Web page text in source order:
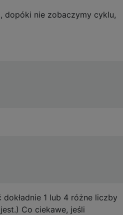
dopóki nie zobaczymy cyklu,
1 lub 4 różne liczby
Co ciekawe, jeśli